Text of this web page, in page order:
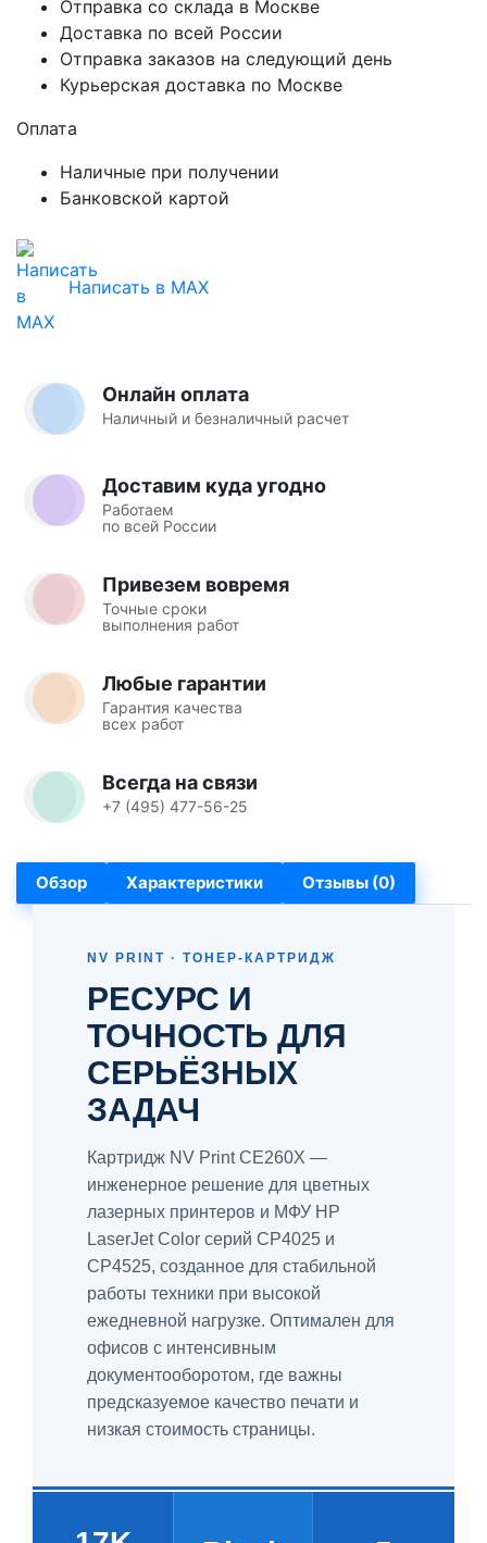
Отправка со склада в Москве
Доставка по всей России
Отправка заказов на следующий день
Курьерская доставка по Москве
Оплата
Наличные при получении
Банковской картой
Написать в MAX
Онлайн оплата
Наличный и безналичный расчет
Доставим куда угодно
Работаем
по всей России
Привезем вовремя
Точные сроки
выполнения работ
Любые гарантии
Гарантия качества
всех работ
Всегда на связи
+7 (495) 477-56-25
Обзор Характеристики Отзывы (0)
NV PRINT · ТОНЕР-КАРТРИДЖ
РЕСУРС И
ТОЧНОСТЬ ДЛЯ
СЕРЬЁЗНЫХ
ЗАДАЧ
Картридж NV Print CE260X —
инженерное решение для цветных
лазерных принтеров и МФУ HP
LaserJet Color серий CP4025 и
CP4525, созданное для стабильной
работы техники при высокой
ежедневной нагрузке. Оптимален для
офисов с интенсивным
документооборотом, где важны
предсказуемое качество печати и
низкая стоимость страницы.